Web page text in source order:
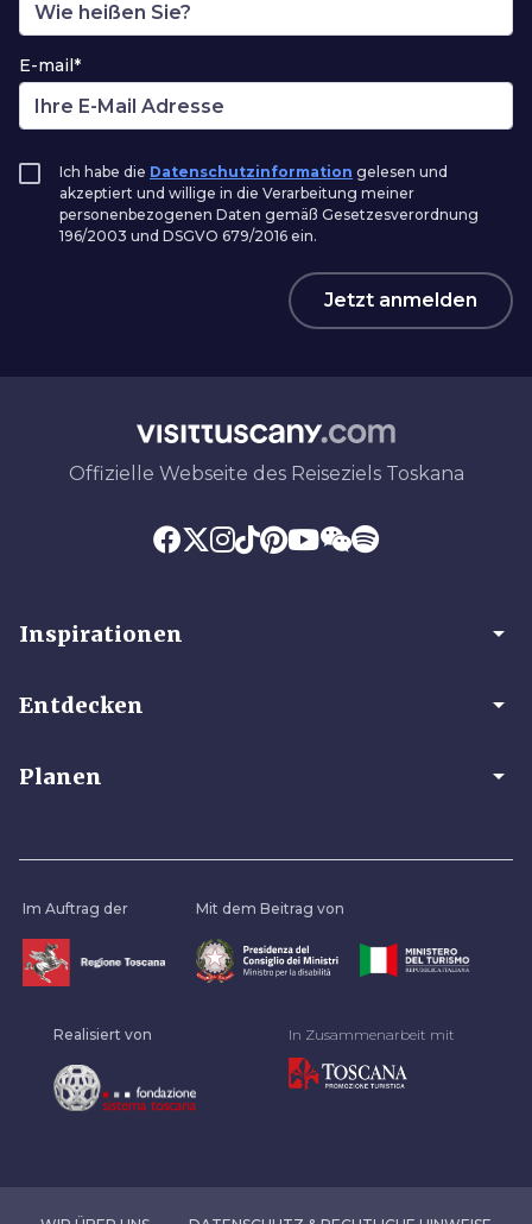
E-mail*
Ich habe die Datenschutzinformation gelesen und
akzeptiert und willige in die Verarbeitung meiner
personenbezogenen Daten gemäß Gesetzesverordnung
196/2003 und DSGVO 679/2016 ein.
Jetzt anmelden
Offizielle Webseite des Reiseziels Toskana
Inspirationen arrow_drop_down
Entdecken arrow_drop_down
Planen arrow_drop_down
Im Auftrag der Mit dem Beitrag von
Realisiert von In Zusammenarbeit mit